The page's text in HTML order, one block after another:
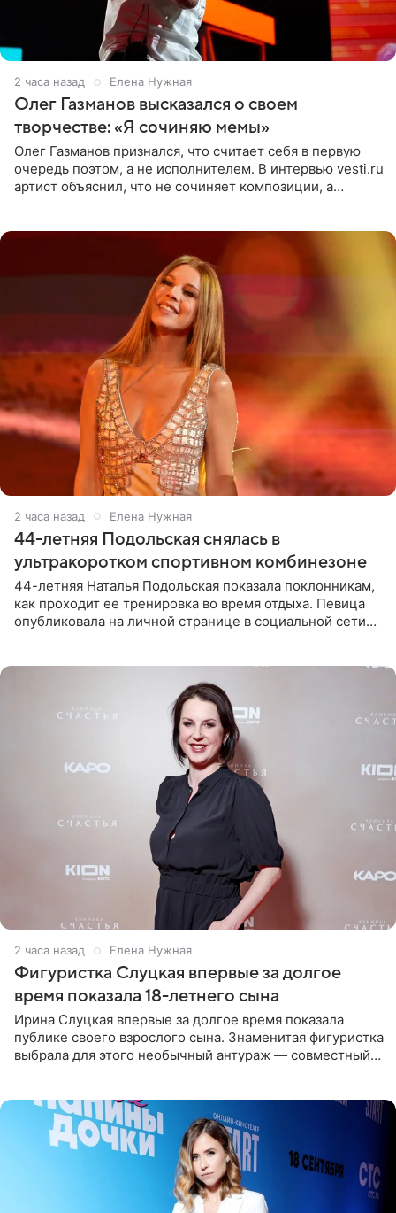
2 часа назад Елена Нужная
Олег Газманов высказался о своем
творчестве: «Я сочиняю мемы»
Олег Газманов признался, что считает себя в первую
очередь поэтом, а не исполнителем. В интервью vesti.ru
артист объяснил, что не сочиняет композиции, а
2 часа назад Елена Нужная
44-летняя Подольская снялась в
ультракоротком спортивном комбинезоне
44-летняя Наталья Подольская показала поклонникам,
как проходит ее тренировка во время отдыха. Певица
опубликовала на личной странице в социальной сети
2 часа назад Елена Нужная
Фигуристка Слуцкая впервые за долгое
время показала 18-летнего сына
Ирина Слуцкая впервые за долгое время показала
публике своего взрослого сына. Знаменитая фигуристка
выбрала для этого необычный антураж — совместный